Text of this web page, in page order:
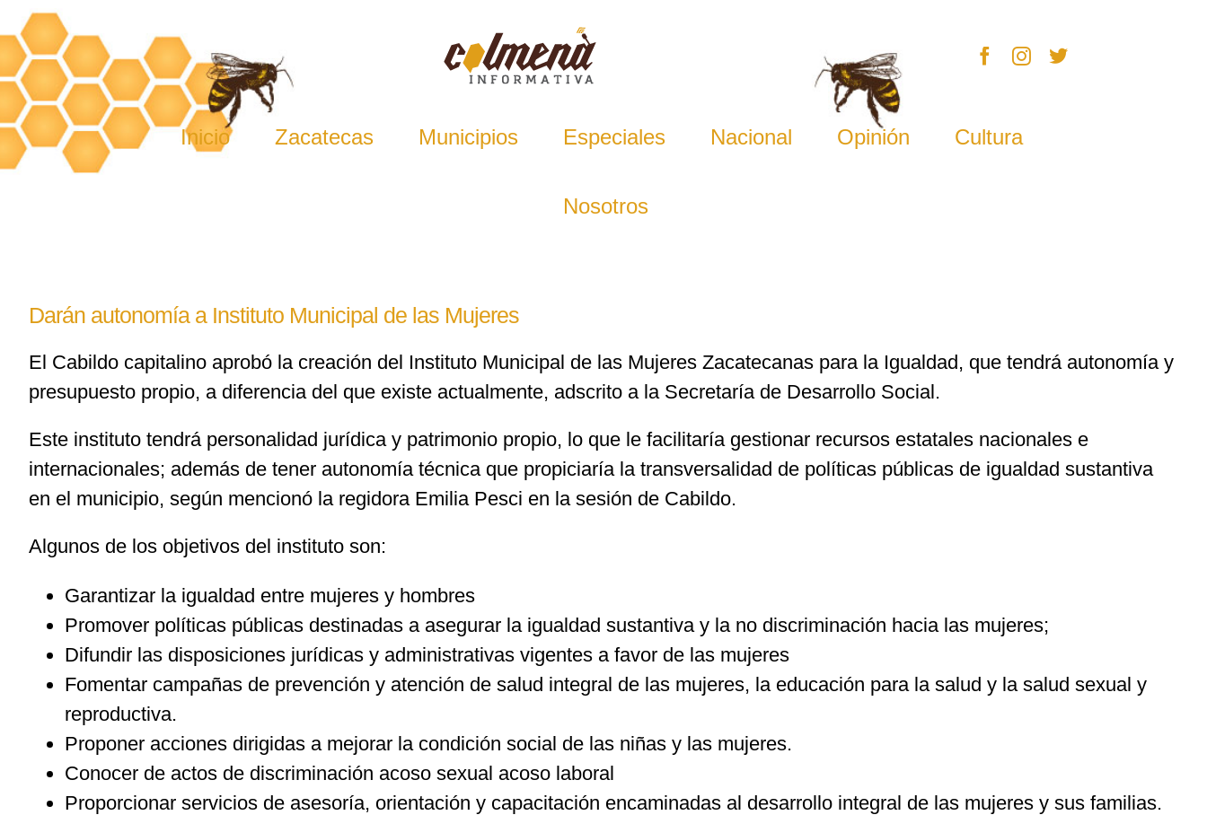
Skip
to
content
Inicio Zacatecas Municipios Especiales Nacional Opinión Cultura
Nosotros
Darán autonomía a Instituto Municipal de las Mujeres
El Cabildo capitalino aprobó la creación del Instituto Municipal de las Mujeres Zacatecanas para la Igualdad, que tendrá autonomía y
presupuesto propio, a diferencia del que existe actualmente, adscrito a la Secretaría de Desarrollo Social.
Este instituto tendrá personalidad jurídica y patrimonio propio, lo que le facilitaría gestionar recursos estatales nacionales e
internacionales; además de tener autonomía técnica que propiciaría la transversalidad de políticas públicas de igualdad sustantiva
en el municipio, según mencionó la regidora Emilia Pesci en la sesión de Cabildo.
Algunos de los objetivos del instituto son:
Garantizar la igualdad entre mujeres y hombres
Promover políticas públicas destinadas a asegurar la igualdad sustantiva y la no discriminación hacia las mujeres;
Difundir las disposiciones jurídicas y administrativas vigentes a favor de las mujeres
Fomentar campañas de prevención y atención de salud integral de las mujeres, la educación para la salud y la salud sexual y
reproductiva.
Proponer acciones dirigidas a mejorar la condición social de las niñas y las mujeres.
Conocer de actos de discriminación acoso sexual acoso laboral
Proporcionar servicios de asesoría, orientación y capacitación encaminadas al desarrollo integral de las mujeres y sus familias.